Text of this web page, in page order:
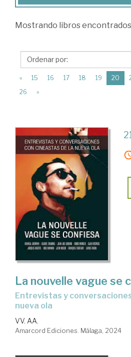
VV.
Mostrando libros
« 15 16 17 18 19 20
26
»
La nouvelle vague se
entrevistas y conversaciones con cineastas de la
nueva ola
VV. AA.
Amarcord Ediciones. Málaga, 2024